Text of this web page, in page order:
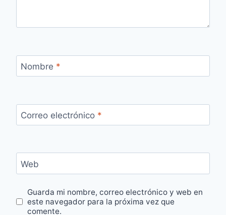
Nombre *
Correo electrónico *
Web
Guarda mi nombre, correo electrónico y web en
este navegador para la próxima vez que
comente.